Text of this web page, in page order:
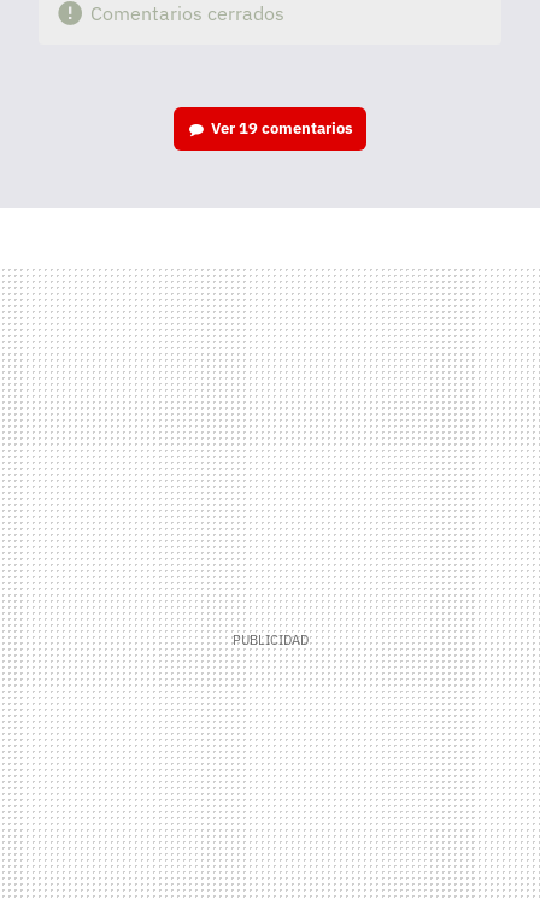
Comentarios cerrados
Ver19 comentarios